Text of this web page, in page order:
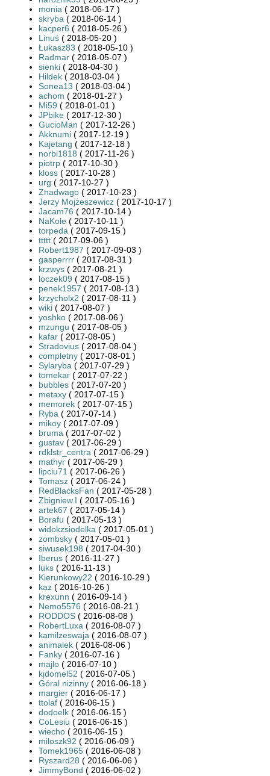
monia ( 2018-06-17 )
skryba ( 2018-06-14 )
kacper6 ( 2018-05-26 )
Linuś ( 2018-05-20 )
Łukasz83 ( 2018-05-10 )
Radmar ( 2018-05-07 )
sienki ( 2018-04-30 )
Hildek ( 2018-03-04 )
Sonea13 ( 2018-03-04 )
achom ( 2018-01-27 )
Mi59 ( 2018-01-01 )
JPbike ( 2017-12-30 )
GucioMan ( 2017-12-26 )
Akknumi ( 2017-12-19 )
Kajetang ( 2017-12-18 )
norbi1818 ( 2017-11-26 )
piotrp ( 2017-10-30 )
kloss ( 2017-10-28 )
urg ( 2017-10-27 )
Znadwago ( 2017-10-23 )
Jerzy Mojżeszewicz ( 2017-10-17 )
Jacam76 ( 2017-10-14 )
NaKole ( 2017-10-11 )
torpeda ( 2017-09-15 )
ttttt ( 2017-09-06 )
Robert1987 ( 2017-09-03 )
gasperrrr ( 2017-08-31 )
krzwys ( 2017-08-21 )
loczek09 ( 2017-08-15 )
penek1957 ( 2017-08-13 )
krzycholx2 ( 2017-08-11 )
wiki ( 2017-08-07 )
yoshko ( 2017-08-06 )
mzungu ( 2017-08-05 )
kafar ( 2017-08-05 )
Stradovius ( 2017-08-04 )
completny ( 2017-08-01 )
Sylaryba ( 2017-07-29 )
tomekar ( 2017-07-22 )
bubbles ( 2017-07-20 )
metaxy ( 2017-07-15 )
memorek ( 2017-07-15 )
Ryba ( 2017-07-14 )
mikoy ( 2017-07-09 )
bruma ( 2017-07-02 )
gustav ( 2017-06-29 )
rdklstr_centra ( 2017-06-29 )
mathyr ( 2017-06-29 )
lipciu71 ( 2017-06-26 )
Tomasz ( 2017-06-24 )
RedBlacksFan ( 2017-05-28 )
Zbigniew.I ( 2017-05-16 )
artek67 ( 2017-05-14 )
Borafu ( 2017-05-13 )
widokzsiodelka ( 2017-05-01 )
zombsky ( 2017-05-01 )
siwusek198 ( 2017-04-30 )
Iberus ( 2016-11-27 )
luks ( 2016-11-13 )
Kierunkowy22 ( 2016-10-29 )
kaz ( 2016-10-26 )
krexunn ( 2016-09-14 )
Nemo5576 ( 2016-08-21 )
RODDOS ( 2016-08-08 )
RobertLuxa ( 2016-08-07 )
kamilzeswaja ( 2016-08-07 )
animalek ( 2016-08-06 )
Fanky ( 2016-07-16 )
majlo ( 2016-07-10 )
kjdomel52 ( 2016-07-05 )
Góral nizinny ( 2016-06-18 )
margier ( 2016-06-17 )
ttolaf ( 2016-06-15 )
dodoelk ( 2016-06-15 )
CoLesiu ( 2016-06-15 )
wiecho ( 2016-06-15 )
miloszk92 ( 2016-06-09 )
Tomek1965 ( 2016-06-08 )
Ryszard28 ( 2016-06-06 )
JimmyBond ( 2016-06-02 )